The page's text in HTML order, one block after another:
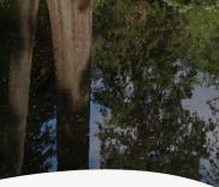
PLATTEGROND
VERHALEN
IN DE OMGEVING
HUISREGELS EN
Vanenburgerallee 13
3882 RH Putten
Route plannen